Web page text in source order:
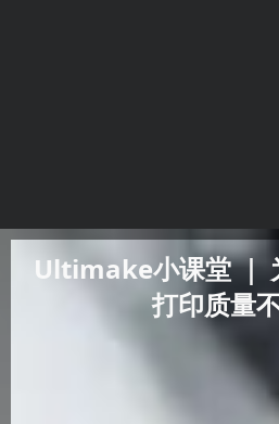
Ultimake小课堂 ｜
打印质量